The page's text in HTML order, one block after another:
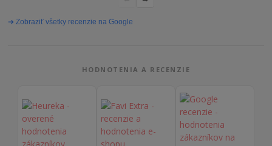
problémov. Vrele odporúčam!“
➔ Zobraziť všetky recenzie na Google
HODNOTENIA A RECENZIE